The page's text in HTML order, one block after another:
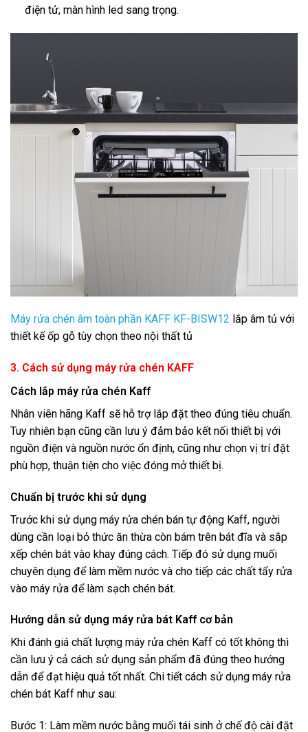
điện tử, màn hình led sang trọng.
Máy rửa chén âm toàn phần KAFF KF-BISW12 lắp âm tủ với
thiết kế ốp gỗ tùy chọn theo nội thất tủ
3. Cách sử dụng máy rửa chén KAFF
Cách lắp máy rửa chén Kaff
Nhân viên hãng Kaff sẽ hỗ trợ lắp đặt theo đúng tiêu chuẩn.
Tuy nhiên bạn cũng cần lưu ý đảm bảo kết nối thiết bị với
nguồn điện và nguồn nước ổn định, cũng như chọn vị trí đặt
phù hợp, thuận tiện cho việc đóng mở thiết bị.
Chuẩn bị trước khi sử dụng
Trước khi sử dụng máy rửa chén bán tự động Kaff, người
dùng cần loại bỏ thức ăn thừa còn bám trên bát đĩa và sắp
xếp chén bát vào khay đúng cách. Tiếp đó sử dụng muối
chuyên dụng để làm mềm nước và cho tiếp các chất tẩy rửa
vào máy rửa để làm sạch chén bát.
Hướng dẫn sử dụng máy rửa bát Kaff cơ bản
Khi đánh giá chất lượng máy rửa chén Kaff có tốt không thì
cần lưu ý cả cách sử dụng sản phẩm đã đúng theo hướng
dẫn để đạt hiệu quả tốt nhất. Chi tiết cách sử dụng máy rửa
chén bát Kaff như sau:
Bước 1: Làm mềm nước bằng muối tái sinh ở chế độ cài đặt